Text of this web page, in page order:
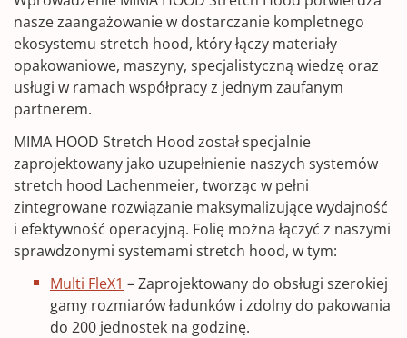
nasze zaangażowanie w dostarczanie kompletnego
ekosystemu stretch hood, który łączy materiały
opakowaniowe, maszyny, specjalistyczną wiedzę oraz
usługi w ramach współpracy z jednym zaufanym
partnerem.
MIMA HOOD Stretch Hood został specjalnie
zaprojektowany jako uzupełnienie naszych systemów
stretch hood Lachenmeier, tworząc w pełni
zintegrowane rozwiązanie maksymalizujące wydajność
i efektywność operacyjną. Folię można łączyć z naszymi
sprawdzonymi systemami stretch hood, w tym:
Multi FleX1 – Zaprojektowany do obsługi szerokiej
gamy rozmiarów ładunków i zdolny do pakowania
do 200 jednostek na godzinę.